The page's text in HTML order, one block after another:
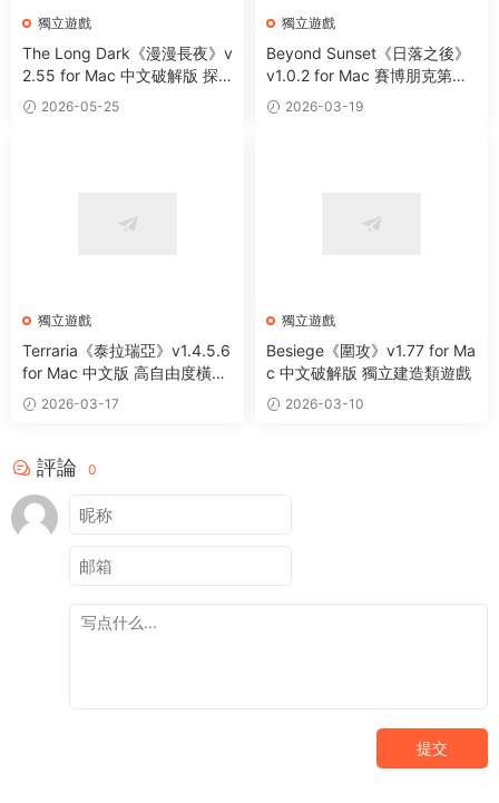
獨立遊戲
The Long Dark《漫漫長夜》v
2.55 for Mac 中文破解版 探
索生存類遊戲
2026-05-25
獨立遊戲
Beyond Sunset《日落之後》
v1.0.2 for Mac 賽博朋克第一
人稱射擊遊戲
2026-03-19
獨立遊戲
Terraria《泰拉瑞亞》v1.4.5.6
for Mac 中文版 高自由度橫版
沙盒冒險遊戲
2026-03-17
獨立遊戲
Besiege《圍攻》v1.77 for Ma
c 中文破解版 獨立建造類遊戲
2026-03-10
評論 0
提交